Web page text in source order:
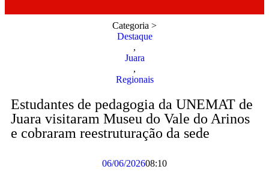
Categoria >
Destaque
,
Juara
,
Regionais
Estudantes de pedagogia da UNEMAT de
Juara visitaram Museu do Vale do Arinos
e cobraram reestruturação da sede
06/06/202608:10